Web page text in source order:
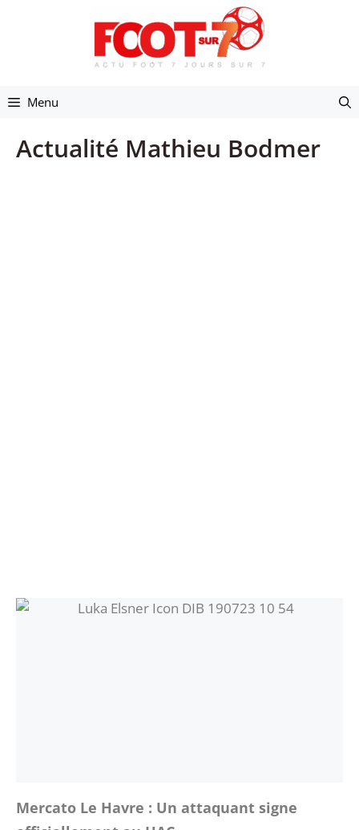
Menu
Actualité Mathieu Bodmer
Mercato Le Havre : Un attaquant signe